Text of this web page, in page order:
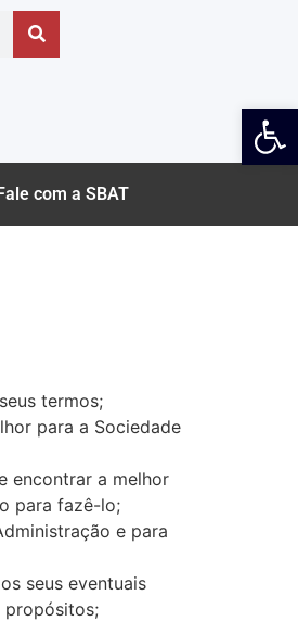
com a SBAT
termos;
para a Sociedade
encontrar a melhor
para fazê-lo;
e para
seus eventuais
propósitos;